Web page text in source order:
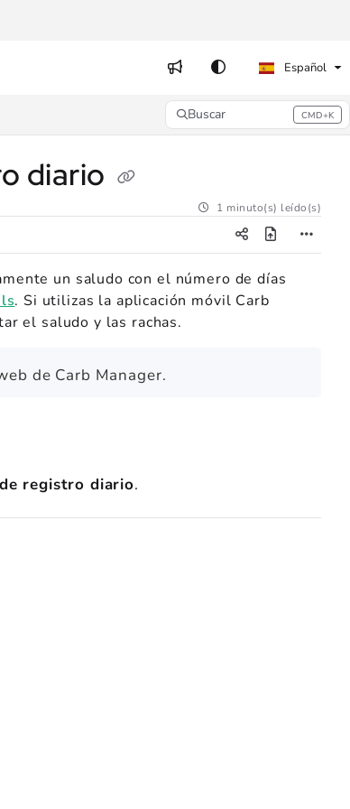
Español
Buscar CMD+K
Press CMD+K to open search
diario
1 minuto(s) leído(s)
un saludo con el número de días
. Si utilizas la aplicación móvil Carb
el saludo y las rachas.
de Carb Manager.
registro diario.